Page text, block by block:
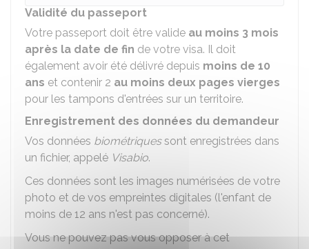
Validité du passeport
Votre passeport doit être valide au moins 3 mois
après la date de fin de votre visa. Il doit
également avoir été délivré depuis moins de 10
ans et contenir 2 au moins deux pages vierges
pour les tampons d'entrées sur un territoire.
Enregistrement des données du demandeur
Vos données biométriquessont enregistrées dans
un fichier, appelé Visabio.
Ces données sont les images numérisées de votre
photo et de vos empreintes digitales (l'enfant de
moins de 12 ans n'est pas concerné).
Vous ne pouvez pas vous opposer à cet